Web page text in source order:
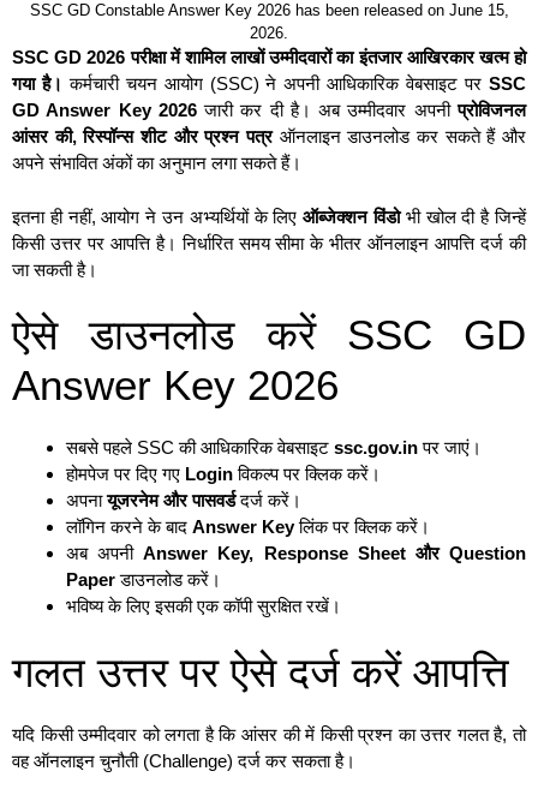
SSC GD Constable Answer Key 2026 has been released on June 15,
2026.
SSC GD 2026 परीक्षा में शामिल लाखों उम्मीदवारों का इंतजार आखिरकार खत्म हो
गया है। कर्मचारी चयन आयोग (SSC) ने अपनी आधिकारिक वेबसाइट परSSC
GD Answer Key 2026जारी कर दी है। अब उम्मीदवार अपनीप्रोविजनल
आंसर की, रिस्पॉन्स शीट और प्रश्न पत्रऑनलाइन डाउनलोड कर सकते हैं और
अपने संभावित अंकों का अनुमान लगा सकते हैं।
इतना ही नहीं, आयोग ने उन अभ्यर्थियों के लिएऑब्जेक्शन विंडोभी खोल दी है जिन्हें
किसी उत्तर पर आपत्ति है। निर्धारित समय सीमा के भीतर ऑनलाइन आपत्ति दर्ज की
जा सकती है।
ऐसे डाउनलोड करें SSC GD
Answer Key 2026
सबसे पहले SSC की आधिकारिक वेबसाइट ssc.gov.inपर जाएं।
होमपेज पर दिए गए Loginविकल्प पर क्लिक करें।
अपनायूजरनेम और पासवर्डदर्ज करें।
लॉगिन करने के बाद Answer Keyलिंक पर क्लिक करें।
अब अपनीAnswer Key, Response Sheet और Question
Paperडाउनलोड करें।
भविष्य के लिए इसकी एक कॉपी सुरक्षित रखें।
गलत उत्तर पर ऐसे दर्ज करें आपत्ति
यदि किसी उम्मीदवार को लगता है कि आंसर की में किसी प्रश्न का उत्तर गलत है, तो
वह ऑनलाइन चुनौती (Challenge) दर्ज कर सकता है।